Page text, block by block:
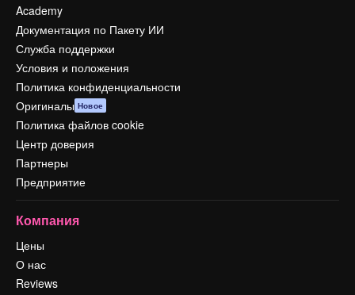
Academy
Документация по Пакету ИИ
Служба поддержки
Условия и положения
Политика конфиденциальности
Оригиналы Новое
Политика файлов cookie
Центр доверия
Партнеры
Предприятие
Компания
Цены
О нас
Reviews